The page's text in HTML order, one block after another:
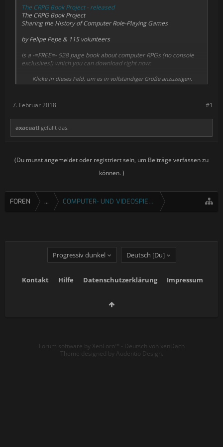
The CRPG Book Project - released
The CRPG Book Project
Sharing the History of Computer Role-Playing Games
by Felipe Pepe & 115 volunteers
is a -=FREE=- 528 page book about computer RPGs (no console
exclusives!) which you can download right now:
https://crpgbook.files.wordpress.com/2018/02/crpg_book_1-0-
1.pdf
(Seehttps://crpgbook.wordpress.com/
Klicke in dieses Feld, um es in vollständiger Größe anzuzeigen.
#1
7. Februar 2018
axacuatl gefällt das.
(Du musst angemeldet oder registriert sein, um Beiträge verfassen zu
können. )
FOREN ... COMPUTER- UND VIDEOSPIELE
Progressiv dunkel Deutsch [Du]
Kontakt Hilfe Datenschutzerklärung Impressum
Forum software by XenForo™ - Deutsch von xenDach
Theme designed by Audentio Design.